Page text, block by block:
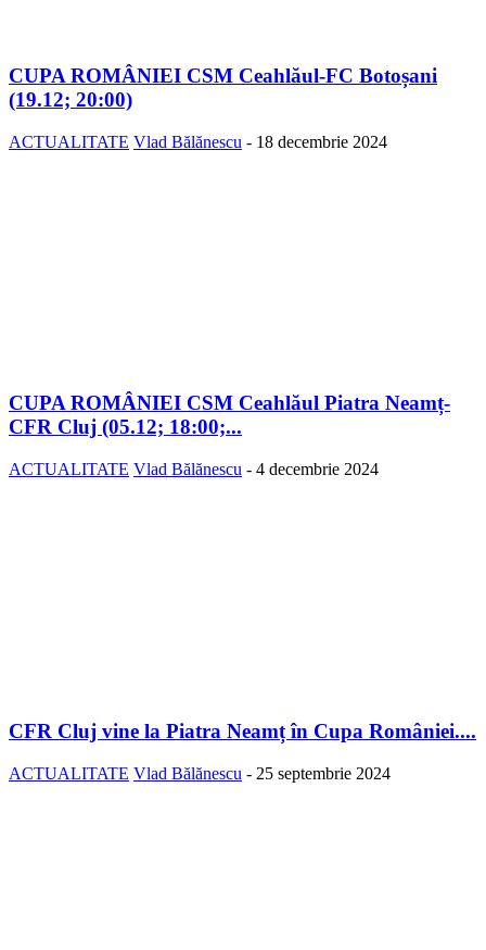
CUPA ROMÂNIEI CSM Ceahlăul-FC Botoșani
(19.12; 20:00)
ACTUALITATE Vlad Bălănescu - 18 decembrie 2024
CUPA ROMÂNIEI CSM Ceahlăul Piatra Neamț-
CFR Cluj (05.12; 18:00;...
ACTUALITATE Vlad Bălănescu - 4 decembrie 2024
CFR Cluj vine la Piatra Neamț în Cupa României....
ACTUALITATE Vlad Bălănescu - 25 septembrie 2024